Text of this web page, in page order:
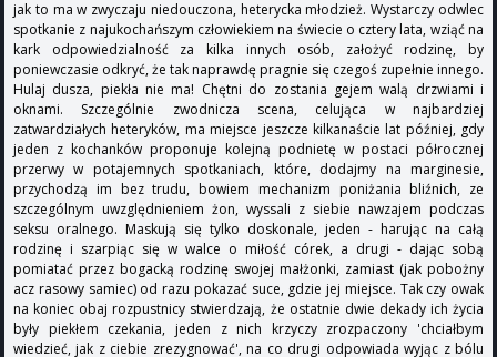
jak to ma w zwyczaju niedouczona, heterycka młodzież. Wystarczy odwlec
spotkanie z najukochańszym człowiekiem na świecie o cztery lata, wziąć na
kark odpowiedzialność za kilka innych osób, założyć rodzinę, by
poniewczasie odkryć, że tak naprawdę pragnie się czegoś zupełnie innego.
Hulaj dusza, piekła nie ma! Chętni do zostania gejem walą drzwiami i
oknami. Szczególnie zwodnicza scena, celująca w najbardziej
zatwardziałych heteryków, ma miejsce jeszcze kilkanaście lat później, gdy
jeden z kochanków proponuje kolejną podnietę w postaci półrocznej
przerwy w potajemnych spotkaniach, które, dodajmy na marginesie,
przychodzą im bez trudu, bowiem mechanizm poniżania bliźnich, ze
szczególnym uwzględnieniem żon, wyssali z siebie nawzajem podczas
seksu oralnego. Maskują się tylko doskonale, jeden - harując na całą
rodzinę i szarpiąc się w walce o miłość córek, a drugi - dając sobą
pomiatać przez bogacką rodzinę swojej małżonki, zamiast (jak pobożny
acz rasowy samiec) od razu pokazać suce, gdzie jej miejsce. Tak czy owak
na koniec obaj rozpustnicy stwierdzają, że ostatnie dwie dekady ich życia
były piekłem czekania, jeden z nich krzyczy zrozpaczony 'chciałbym
wiedzieć, jak z ciebie zrezygnować', na co drugi odpowiada wyjąc z bólu